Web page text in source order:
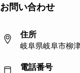
お問い合わせ
住所
岐阜県岐阜市柳
電話番号